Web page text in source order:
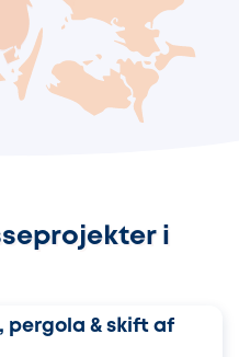
i
pergola & skift af